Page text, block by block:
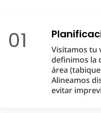
01
Visitamos tu
definimos la
área
Alineamos
evitar